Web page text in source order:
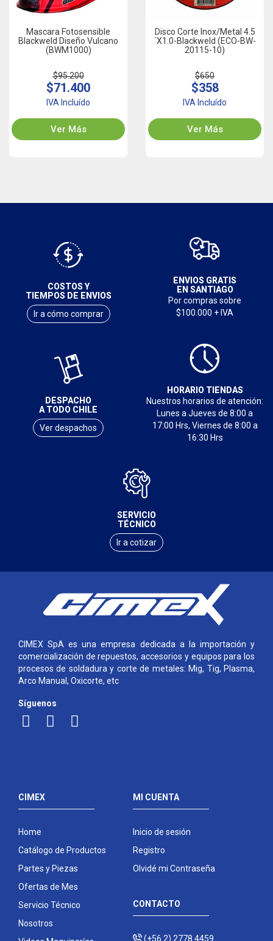
Mascara Fotosensible
Blackweld Diseño Vulcano
(BWM1000)
$95.200
$71.400
IVA Incluído
Ver Más
Disco Corte Inox/Metal 4.5
´x1.0-Blackweld (ECO-BW-
20115-10)
$650
$358
IVA Incluído
Ver Más
COSTOS Y
TIEMPOS DE ENVIOS
Ir a cómo comprar
ENVIOS GRATIS
EN SANTIAGO
Por compras sobre
$100.000 + IVA
DESPACHO
A TODO CHILE
Ver despachos
HORARIO TIENDAS
Nuestros horarios de atención:
Lunes a Jueves de 8:00 a
17:00 Hrs, Viernes de 8:00 a
16:30 Hrs
SERVICIO
TÉCNICO
Ir a cotizar
CIMEX SpA es una empresa dedicada a la importación y
comercialización de repuestos, accesorios y equipos para los
procesos de soldadura y corte de metales: Mig, Tig, Plasma,
Arco Manual, Oxicorte, etc
Síguenos
CIMEX
Home
Catálogo de Productos
Partes y Piezas
Ofertas de Mes
Servicio Técnico
Nosotros
MI CUENTA
Inicio de sesión
Registro
Olvidé mi Contraseña
CONTACTO
(+56 2) 2778 4459